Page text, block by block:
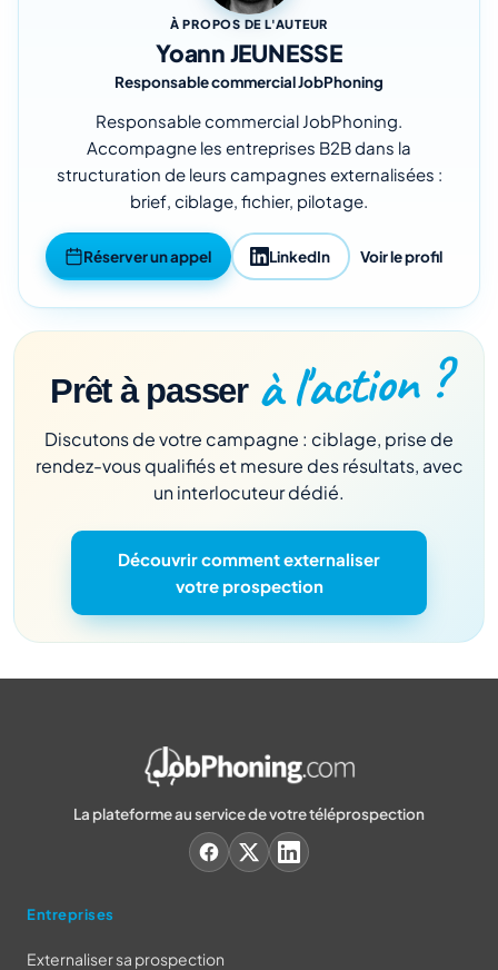
À PROPOS DE L'AUTEUR
Yoann JEUNESSE
Responsable commercial JobPhoning
Responsable commercial JobPhoning.
Accompagne les entreprises B2B dans la
structuration de leurs campagnes externalisées :
brief, ciblage, fichier, pilotage.
Réserver un appel LinkedIn Voir le profil
Prêt à passer à l'action ?
Discutons de votre campagne : ciblage, prise de
rendez-vous qualifiés et mesure des résultats, avec
un interlocuteur dédié.
Découvrir comment externaliser
votre prospection
La plateforme au service de votre téléprospection
Entreprises
Externaliser sa prospection